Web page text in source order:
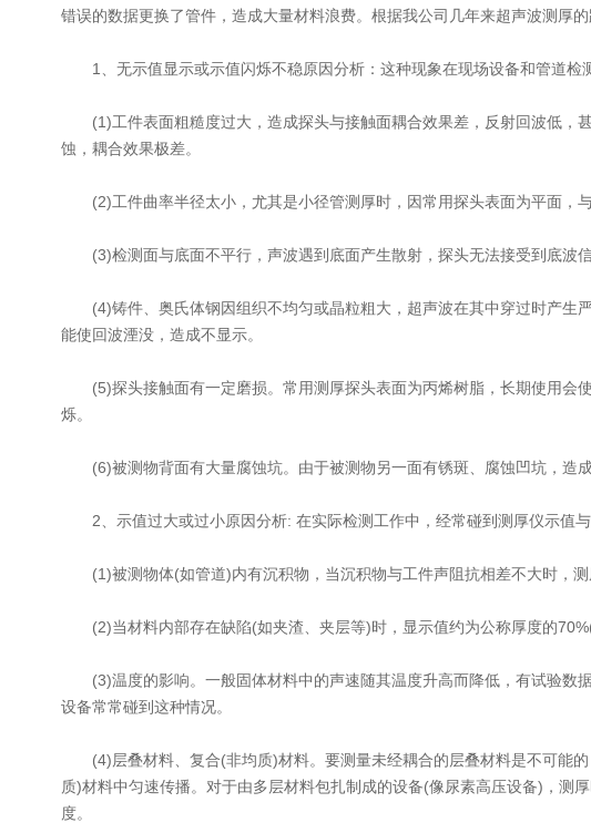
错误的数据更换了管件，造成大量材料浪费。根据我公司几年来超声波测厚
1、无示值显示或示值闪烁不稳原因分析：这种现象在现场设备和管道检
(1)工件表面粗糙度过大，造成探头与接触面耦合效果差，反射回波低，
蚀，耦合效果极差。
(2)工件曲率半径太小，尤其是小径管测厚时，因常用探头表面为平面，与
(3)检测面与底面不平行，声波遇到底面产生散射，探头无法接受到底波信
(4)铸件、奥氏体钢因组织不均匀或晶粒粗大，超声波在其中穿过时产生
能使回波湮没，造成不显示。
(5)探头接触面有一定磨损。常用测厚探头表面为丙烯树脂，长期使用会
烁。
(6)被测物背面有大量腐蚀坑。由于被测物另一面有锈斑、腐蚀凹坑，造成
2、示值过大或过小原因分析: 在实际检测工作中，经常碰到测厚仪示值与
(1)被测物体(如管道)内有沉积物，当沉积物与工件声阻抗相差不大时，测
(2)当材料内部存在缺陷(如夹渣、夹层等)时，显示值约为公称厚度的70%(
(3)温度的影响。一般固体材料中的声速随其温度升高而降低，有试验数
设备常常碰到这种情况。
(4)层叠材料、复合(非均质)材料。要测量未经耦合的层叠材料是不可能的
质)材料中匀速传播。对于由多层材料包扎制成的设备(像尿素高压设备)，测
度。